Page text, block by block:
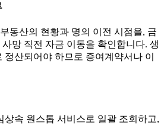
동산의 현황과 명의 이전 시점을, 금
망 직전 자금 이동을 확인합니다. 생
산되어야 하므로 증여계약서나 이
상속 원스톱 서비스로 일괄 조회하고,